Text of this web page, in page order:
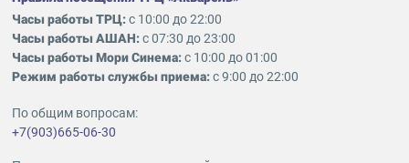
Часы работы ТРЦ:с 10:00 до 22:00
Часы работы АШАН:с 07:30 до 23:00
Часы работы Мори Синема:с 10:00 до 01:00
Режим работы службы приема:с 9:00 до 22:00
По общим вопросам:
+7(903)665-06-30